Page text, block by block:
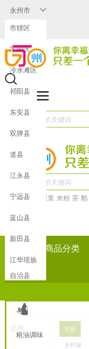
永州市
市辖区
零陵区
冷水滩区
祁阳县
东安县
双牌县
道县
江永县
宁远县
蓝山县
新田县
江华瑶族
自治县
热门：茶油 原浆 米粉 茶 鹅
所有商品分类
粮油调味
品牌 不限
乡村缘